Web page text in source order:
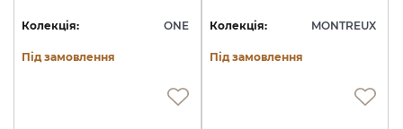
Колекція: ONE
Під замовлення
Колекція: MONTREUX
Під замовлення